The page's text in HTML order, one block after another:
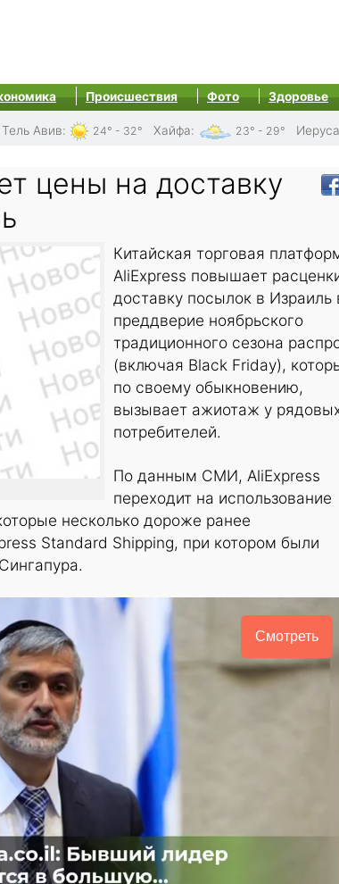
Происшествия Фото Здоровье
Тель Авив: 24° - 32° Хайфа: 23° - 29°
цены на доставку
Китайская торговая
AliExpress повышает
доставку посылок в Израиль
преддверие ноябрьского
традиционного сезона
(включая Black Friday),
по своему обыкновению,
вызывает ажиотаж у
потребителей.
По данным СМИ, AliExpress
переходит на использование
несколько дороже ранее
Standard Shipping, при котором были
Смотреть